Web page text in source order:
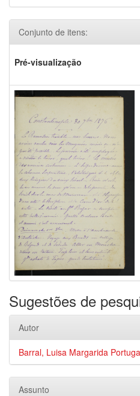
Conjunto de itens:
Pré-visualização
Sugestões de
Autor
Barral, Luisa Margarida
Assunto